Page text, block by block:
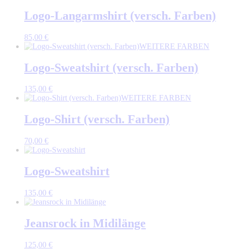
Logo-Langarmshirt (versch. Farben)
85,00 €
WEITERE FARBEN
Logo-Sweatshirt (versch. Farben)
135,00 €
WEITERE FARBEN
Logo-Shirt (versch. Farben)
70,00 €
Logo-Sweatshirt
135,00 €
Jeansrock in Midilänge
125,00 €